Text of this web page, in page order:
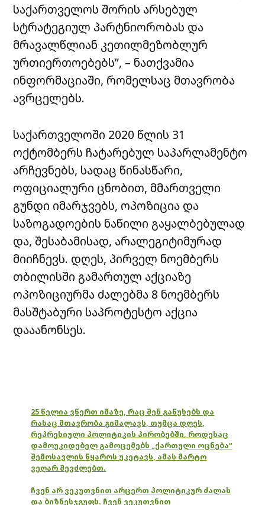
საქართველოს შორის არსებულ
სტრატეგიულ პარტნიორობას და
მრავალწლიან კეთილმეზობლურ
ურთიერთოებებს”, – ნათქვამია
ინფორმაციაში, რომელსაც მთავრობა
ავრცელებს.
საქართველოში 2020 წლის 31
ოქტომბერს ჩატარებულ საპარლამენტო
არჩევნებს, სადაც წინასწარი,
ოფიციალური ცნობით, მმართველი
გუნდი იმარჯვებს, ოპოზიცია და
საზოგადოების ნაწილი გაყალბებულად
და, შესაბამისად, არალეგიტიმურად
მიიჩნევს. დღეს, პირველ ნოემბერს
თბილისში გამართულ აქციაზე
ოპოზიციურმა ძალებმა 8 ნოემბერს
მასშტაბური საპროტესტო აქცია
დააანონსეს.
25 წელია ვწერთ იმაზე, რაც შენ გაწუხებს და
რასაც მთავრობა გიმალავს, თუმცა დღეს,
რეპრესიული პოლიტიკის პირობებში, როდესაც
დამოუკიდებელ გამოცემებს „ქართული ოცნება“
შემოსავლის წყაროს უკეტავს, ამას მარტო
ვეღარ შევძლებთ.
ჩვენ არ ვეკუთვნით არცერთ პოლიტიკურ ძალას
და ბიზნესჯგუფს. ჩვენ ვეკუთვნით